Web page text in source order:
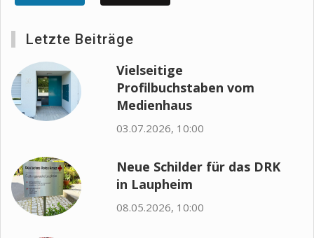
Letzte Beiträge
Vielseitige
Profilbuchstaben vom
Medienhaus
03.07.2026, 10:00
Neue Schilder für das DRK
in Laupheim
08.05.2026, 10:00